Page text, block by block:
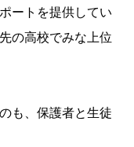
ートを提供してい
の高校でみな上位
も、保護者と生徒